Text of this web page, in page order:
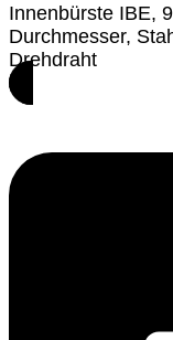
Innenbürste IBE,
Durchmesser,
Drehdraht